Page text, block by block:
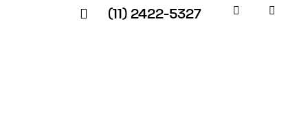
(11) 2422-5327